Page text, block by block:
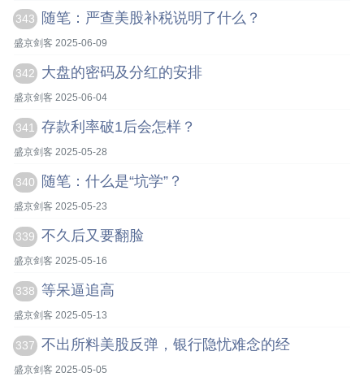
343 随笔：严查美股补税说明了什么？
盛京剑客 2025-06-09
342 大盘的密码及分红的安排
盛京剑客 2025-06-04
341 存款利率破1后会怎样？
盛京剑客 2025-05-28
340 随笔：什么是“坑学”？
盛京剑客 2025-05-23
339 不久后又要翻脸
盛京剑客 2025-05-16
338 等呆逼追高
盛京剑客 2025-05-13
337 不出所料美股反弹，银行隐忧难念的经
盛京剑客 2025-05-05